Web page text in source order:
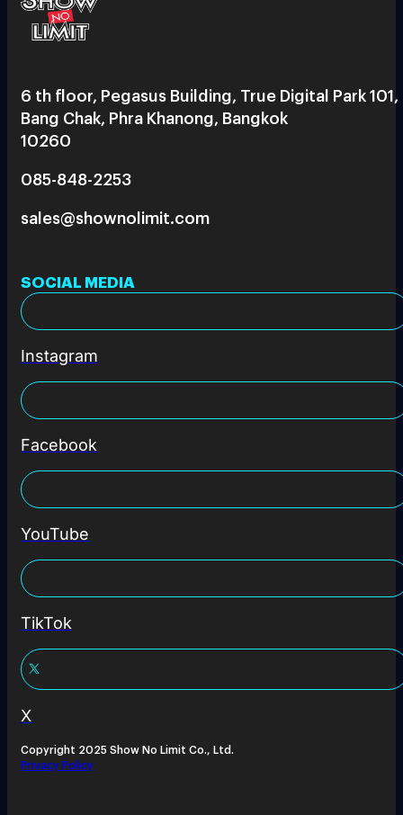
6 th floor, Pegasus Building, True Digital Park 101,
Bang Chak, Phra Khanong, Bangkok
10260
085-848-2253
sales@shownolimit.com
SOCIAL MEDIA
Instagram
Facebook
YouTube
TikTok
X
Copyright 2025 Show No Limit Co., Ltd.
Privacy Policy